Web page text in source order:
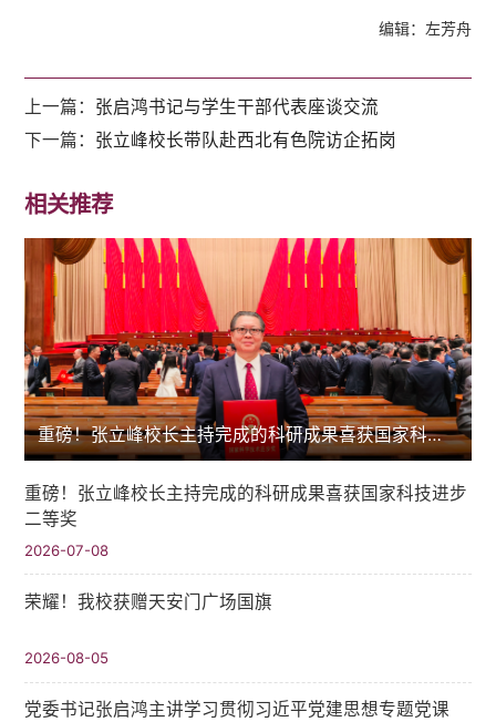
编辑：左芳舟
上一篇： 张启鸿书记与学生干部代表座谈交流
下一篇： 张立峰校长带队赴西北有色院访企拓岗
相关推荐
重磅！张立峰校长主持完成的科研成果喜获国家科技进步二等奖
重磅！张立峰校长主持完成的科研成果喜获国家科技进步
二等奖
2026-07-08
荣耀！我校获赠天安门广场国旗
2026-08-05
党委书记张启鸿主讲学习贯彻习近平党建思想专题党课